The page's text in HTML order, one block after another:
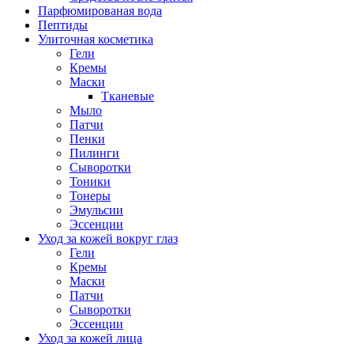
Парфюмированая вода
Пептиды
Улиточная косметика
Гели
Кремы
Маски
Тканевые
Мыло
Патчи
Пенки
Пилинги
Сыворотки
Тоники
Тонеры
Эмульсии
Эссенции
Уход за кожей вокруг глаз
Гели
Кремы
Маски
Патчи
Сыворотки
Эссенции
Уход за кожей лица